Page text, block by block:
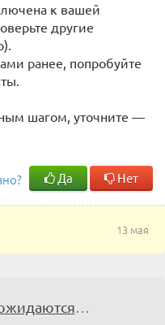
к вашей
другие
ранее, попробуйте
шагом, уточните —
Да Нет
13 мая